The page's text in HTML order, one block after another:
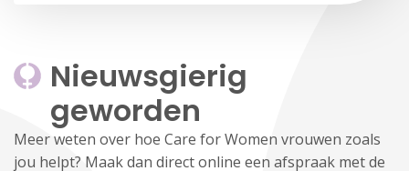
Nieuwsgierig
geworden
Meer weten over hoe Care for Women vrouwen zoals
jou helpt? Maak dan direct online een afspraak met de